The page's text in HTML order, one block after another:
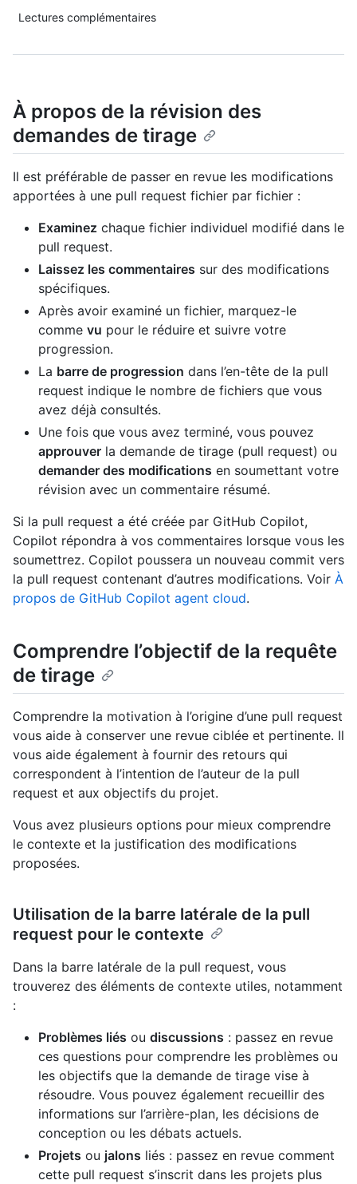
Lectures complémentaires
À propos de la révision des
demandes de tirage
Il est préférable de passer en revue les modifications
apportées à une pull request fichier par fichier :
Examinez chaque fichier individuel modifié dans le
pull request.
Laissez les commentaires sur des modifications
spécifiques.
Après avoir examiné un fichier, marquez-le
comme vu pour le réduire et suivre votre
progression.
La barre de progression dans l’en-tête de la pull
request indique le nombre de fichiers que vous
avez déjà consultés.
Une fois que vous avez terminé, vous pouvez
approuver la demande de tirage (pull request) ou
demander des modifications en soumettant votre
révision avec un commentaire résumé.
Si la pull request a été créée par GitHub Copilot,
Copilot répondra à vos commentaires lorsque vous les
soumettrez. Copilot poussera un nouveau commit vers
la pull request contenant d’autres modifications. Voir À
propos de GitHub Copilot agent cloud.
Comprendre l’objectif de la requête
de tirage
Comprendre la motivation à l’origine d’une pull request
vous aide à conserver une revue ciblée et pertinente. Il
vous aide également à fournir des retours qui
correspondent à l’intention de l’auteur de la pull
request et aux objectifs du projet.
Vous avez plusieurs options pour mieux comprendre
le contexte et la justification des modifications
proposées.
Utilisation de la barre latérale de la pull
request pour le contexte
Dans la barre latérale de la pull request, vous
trouverez des éléments de contexte utiles, notamment
:
Problèmes liés ou discussions : passez en revue
ces questions pour comprendre les problèmes ou
les objectifs que la demande de tirage vise à
résoudre. Vous pouvez également recueillir des
informations sur l’arrière-plan, les décisions de
conception ou les débats actuels.
Projets ou jalons liés : passez en revue comment
cette pull request s’inscrit dans les projets plus